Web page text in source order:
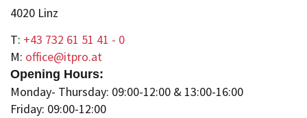
4020 Linz
T: +43 732 61 51 41 - 0
M: office@itpro.at
Opening Hours:
Monday- Thursday: 09:00-12:00 & 13:00-16:00
Friday: 09:00-12:00